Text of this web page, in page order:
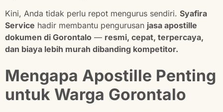
Kini, Anda tidak perlu repot mengurus sendiri. Syafira
Service hadir membantu pengurusan jasa apostille
dokumen di Gorontalo — resmi, cepat, terpercaya,
dan biaya lebih murah dibanding kompetitor.
Mengapa Apostille Penting
untuk Warga Gorontalo